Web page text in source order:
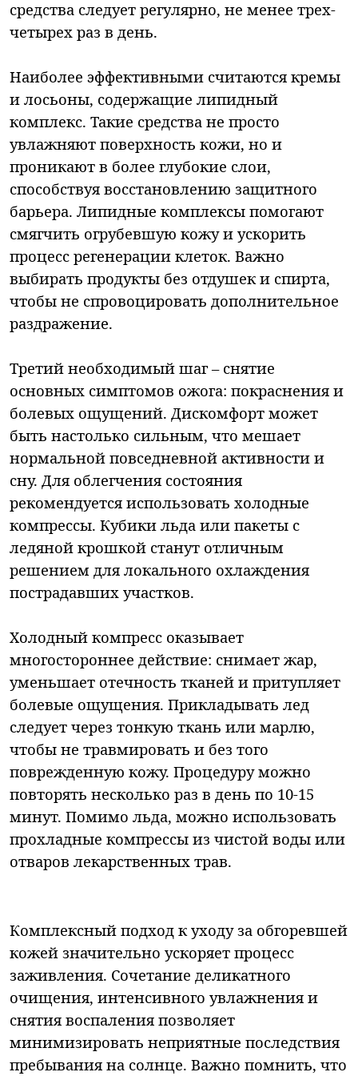
средства следует регулярно, не менее трех-
четырех раз в день.
Наиболее эффективными считаются кремы
и лосьоны, содержащие липидный
комплекс. Такие средства не просто
увлажняют поверхность кожи, но и
проникают в более глубокие слои,
способствуя восстановлению защитного
барьера. Липидные комплексы помогают
смягчить огрубевшую кожу и ускорить
процесс регенерации клеток. Важно
выбирать продукты без отдушек и спирта,
чтобы не спровоцировать дополнительное
раздражение.
Третий необходимый шаг – снятие
основных симптомов ожога: покраснения и
болевых ощущений. Дискомфорт может
быть настолько сильным, что мешает
нормальной повседневной активности и
сну. Для облегчения состояния
рекомендуется использовать холодные
компрессы. Кубики льда или пакеты с
ледяной крошкой станут отличным
решением для локального охлаждения
пострадавших участков.
Холодный компресс оказывает
многостороннее действие: снимает жар,
уменьшает отечность тканей и притупляет
болевые ощущения. Прикладывать лед
следует через тонкую ткань или марлю,
чтобы не травмировать и без того
поврежденную кожу. Процедуру можно
повторять несколько раз в день по 10-15
минут. Помимо льда, можно использовать
прохладные компрессы из чистой воды или
отваров лекарственных трав.
Комплексный подход к уходу за обгоревшей
кожей значительно ускоряет процесс
заживления. Сочетание деликатного
очищения, интенсивного увлажнения и
снятия воспаления позволяет
минимизировать неприятные последствия
пребывания на солнце. Важно помнить, что